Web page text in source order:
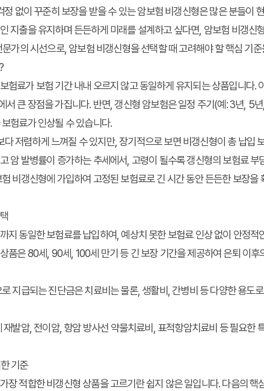
없이 꾸준히 보장을 받을 수 있는 암보험 비갱신형은 많은 분들이
지출을 유지하며 든든하게 미래를 설계하고 싶다면, 암보험 비갱신
가의 시선으로, 암보험 비갱신형을 선택할 때 고려해야 할 핵심 기
험료가 보험 기간 내내 오르지 않고 동일하게 유지되는 상품입니다.
서 큰 장점을 가집니다. 반면, 갱신형 암보험은 일정 주기(예: 3년, 5
험료가 인상될 수 있습니다.
저렴하게 느껴질 수 있지만, 장기적으로 보면 비갱신형이 총 납입
암 발병률이 증가하는 추세에서, 고령이 될수록 갱신형의 보험료
비갱신형에 가입하여 고정된 보험료로 긴 시간 동안 든든한 보장을
지 동일한 보험료를 납입하여, 예상치 못한 보험료 인상 없이 안정적
품은 80세, 90세, 100세 만기 등 긴 보장 기간을 제공하여 은퇴 이후
지급되는 진단금은 치료비는 물론, 생활비, 간병비 등 다양한 용도
재발암, 전이암, 항암 방사선 약물치료비, 표적항암치료비 등 필요한
기준
장 적합한 비갱신형 상품을 고르기란 쉽지 않은 일입니다. 다음의 핵